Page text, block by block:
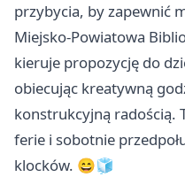
przybycia, by zapewnić
Miejsko-Powiatowa
kieruje propozycję do
obiecując kreatywną
konstrukcyjną radością.
ferie i sobotnie
klocków. 😄🧊